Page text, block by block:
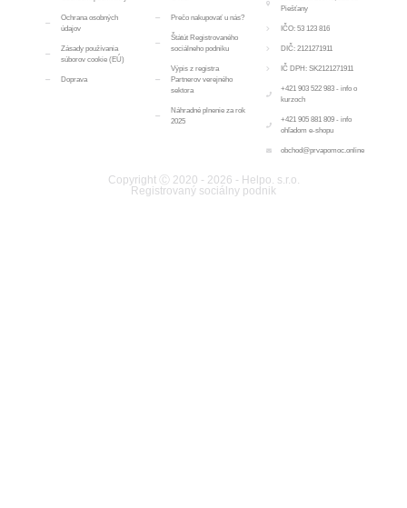
Ochrana osobných
údajov
Zásady používania
súborov cookie (EÚ)
Doprava
Prečo nakupovať u nás?
Štátút Registrovaného
sociálneho podniku
Výpis z registra
Partnerov verejného
sektora
Náhradné plnenie za rok
2025
Piešťany
IČO: 53 123 816
DIČ: 2121271911
IČ DPH: SK2121271911
+421 903 522 983 - info o
kurzoch
+421 905 881 809 - info
ohľadom e-shopu
obchod@prvapomoc.online
Copyright Ⓒ 2020 - 2026 - Helpo. s.r.o.
Registrovaný sociálny podnik